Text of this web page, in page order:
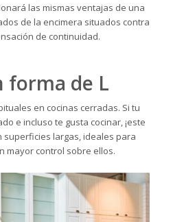
las mismas ventajas de una
de la encimera situados contra
de continuidad.
forma de L
en cocinas cerradas. Si tu
e incluso te gusta cocinar, ¡este
superficies largas, ideales para
mayor control sobre ellos.